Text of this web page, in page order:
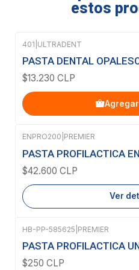
estos
401 ULTRADENT
PASTA DENTAL
$13.230 CLP
Agotado
ENPRO200 PREMIER
PASTA PROFILACTICA
$42.600 CLP
Ver
Agotado
HB-PP-585625 PREMIER
PASTA PROFILACTICA
$250 CLP